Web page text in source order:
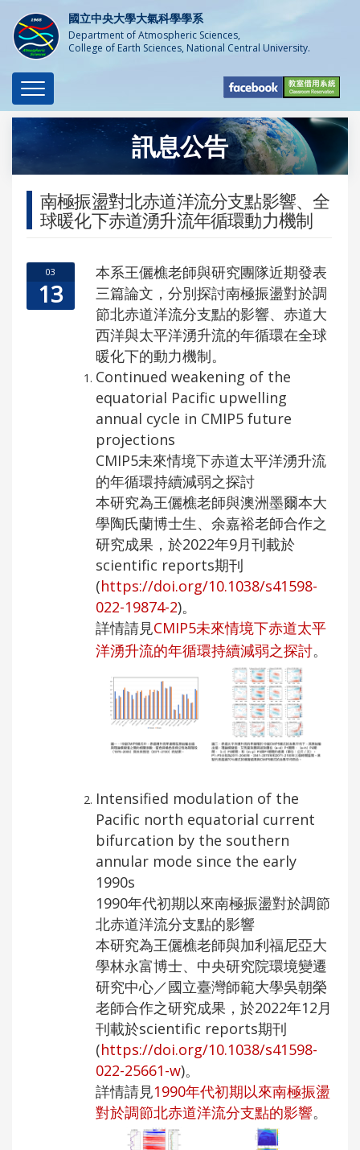
國立中央大學大氣科學學系
Department of Atmospheric Sciences,
College of Earth Sciences, National Central University.
Toggle
navigation
訊息公告
南極振盪對北赤道洋流分支點影響、全
球暖化下赤道湧升流年循環動力機制
03
13
本系王儷樵老師與研究團隊近期發表
三篇論文，分別探討南極振盪對於調
節北赤道洋流分支點的影響、赤道大
西洋與太平洋湧升流的年循環在全球
暖化下的動力機制。
Continued weakening of the
equatorial Pacific upwelling
annual cycle in CMIP5 future
projections
CMIP5未來情境下赤道太平洋湧升流
的年循環持續減弱之探討
本研究為王儷樵老師與澳洲墨爾本大
學陶氏蘭博士生、余嘉裕老師合作之
研究成果，於2022年9月刊載於
scientific reports期刊
(https://doi.org/10.1038/s41598-
022-19874-2)。
詳情請見CMIP5未來情境下赤道太平
洋湧升流的年循環持續減弱之探討。
Intensified modulation of the
Pacific north equatorial current
bifurcation by the southern
annular mode since the early
1990s
1990年代初期以來南極振盪對於調節
北赤道洋流分支點的影響
本研究為王儷樵老師與加利福尼亞大
學林永富博士、中央研究院環境變遷
研究中心／國立臺灣師範大學吳朝榮
老師合作之研究成果，於2022年12月
刊載於scientific reports期刊
(https://doi.org/10.1038/s41598-
022-25661-w)。
詳情請見1990年代初期以來南極振盪
對於調節北赤道洋流分支點的影響。